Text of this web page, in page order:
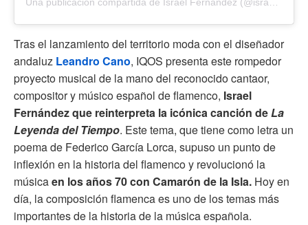
Tras el lanzamiento del territorio moda con el diseñador
andaluz Leandro Cano, IQOS presenta este rompedor
proyecto musical de la mano del reconocido cantaor,
compositor y músico español de flamenco, Israel
Fernández que reinterpreta la icónica canción deLa
Leyenda del Tiempo. Este tema, que tiene como letra un
poema de Federico García Lorca, supuso un punto de
inflexión en la historia del flamenco y revolucionó la
músicaen los años 70 con Camarón de la Isla. Hoy en
día, la composición flamenca es uno de los temas más
importantes de la historia de la música española.